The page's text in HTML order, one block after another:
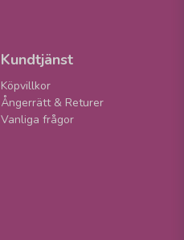
Kundtjänst
Köpvillkor
Ångerrätt & Returer
Vanliga frågor